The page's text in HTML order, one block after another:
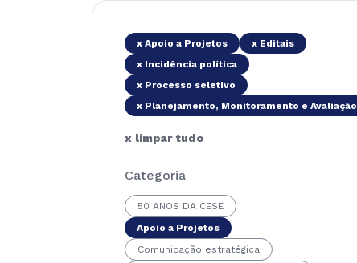
x Apoio a Projetos
x Editais
x Incidência política
x Processo seletivo
x Planejamento, Monitoramento e Avaliação
x limpar tudo
Categoria
50 ANOS DA CESE
Apoio a Projetos
Comunicação estratégica